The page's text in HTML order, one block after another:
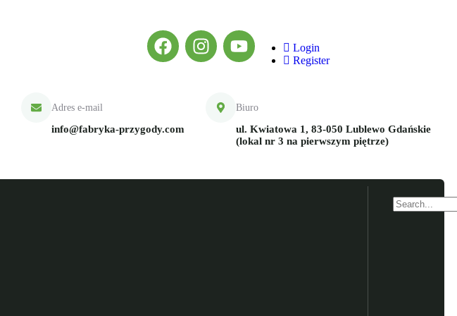
Login
Register
Adres e-mail
info@fabryka-przygody.com
Biuro
ul. Kwiatowa 1, 83-050 Lublewo Gdańskie
(lokal nr 3 na pierwszym piętrze)